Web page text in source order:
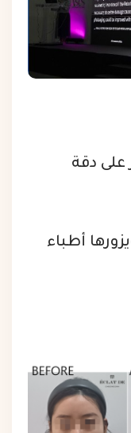
على دقة
أطباء